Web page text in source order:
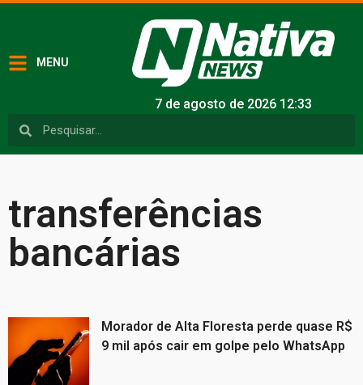
MENU
7 de agosto de 2026 12:33
transferências
bancárias
Morador de Alta Floresta perde quase R$
9 mil após cair em golpe pelo WhatsApp